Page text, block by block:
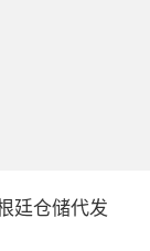
廷仓储代发